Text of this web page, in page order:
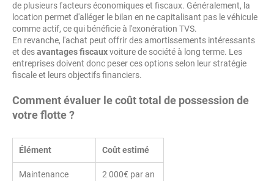
de plusieurs facteurs économiques et fiscaux. Généralement, la
location permet d'alléger le bilan en ne capitalisant pas le véhicule
comme actif, ce qui bénéficie à l'exonération TVS.
En revanche, l'achat peut offrir des amortissements intéressants
et desavantages fiscauxvoiture de société à long terme. Les
entreprises doivent donc peser ces options selon leur stratégie
fiscale et leurs objectifs financiers.
Comment évaluer le coût total de possession de
votre flotte ?
Élément Coût estimé
Maintenance 2 000€ par an